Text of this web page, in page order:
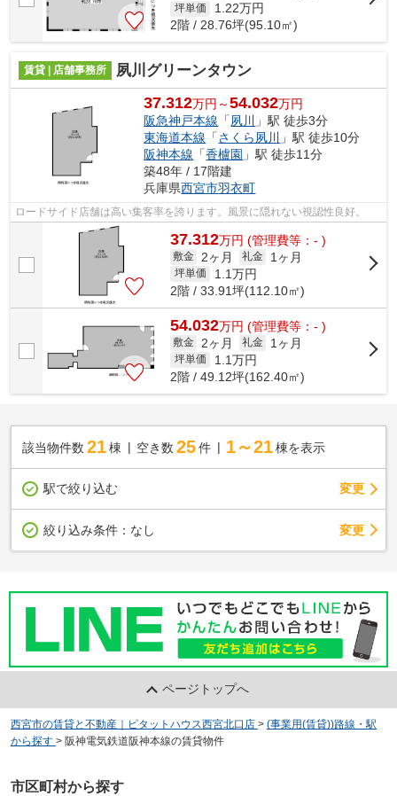
坪単価 1.22万円
2階 / 28.76坪(95.10㎡)
賃貸 | 店舗事務所 夙川グリーンタウン
37.312万円～54.032万円
阪急神戸本線 「夙川
」駅 徒歩3分
東海道本線 「さくら夙川
」駅 徒歩10分
阪神本線 「香櫨園 」駅 徒歩11分
築48年 / 17階建
兵庫県西宮市羽衣町
ロードサイド店舗は高い集客率を誇ります。風景に隠れない視認性良好。
37.312万円 (管理費等：- )
敷金 2ヶ月 礼金 1ヶ月
坪単価 1.1万円
2階 / 33.91坪(112.10㎡)
54.032万円 (管理費等：- )
敷金 2ヶ月 礼金 1ヶ月
坪単価 1.1万円
2階 / 49.12坪(162.40㎡)
該当物件数 21棟 空き数 25 件 1～21 棟を表示
駅で絞り込む 変更
絞り込み条件： なし 変更
ページトップへ
西宮市の賃貸と不動産｜ピタットハウス西宮北口店 > (事業用(賃貸))路線・駅
から探す > 阪神電気鉄道阪神本線の賃貸物件
市区町村から探す